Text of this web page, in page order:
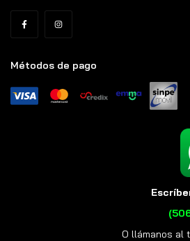
Métodos de pago
O llámanos al